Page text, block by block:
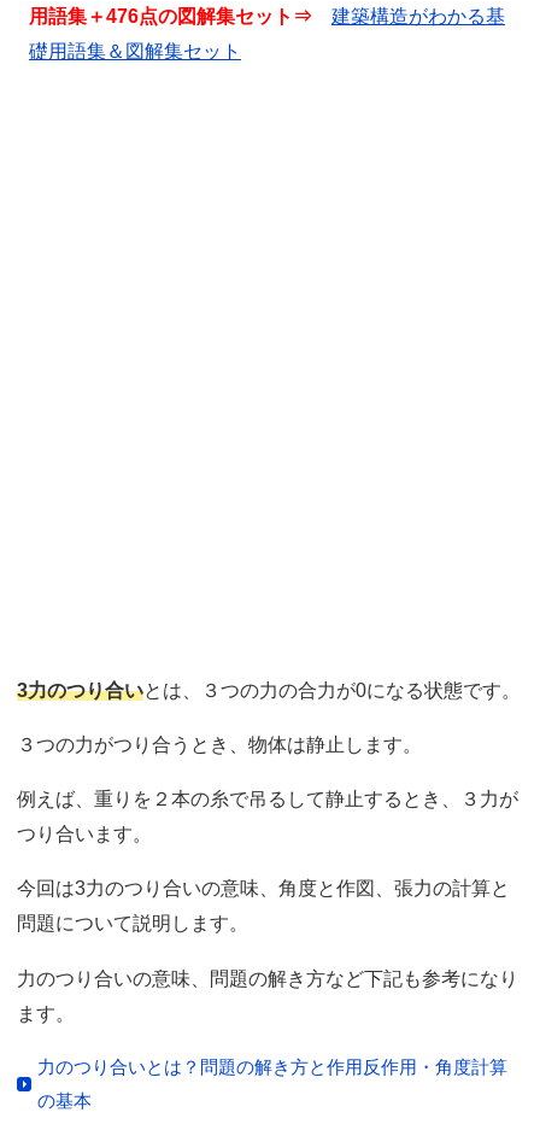
用語集＋476点の図解集セット⇒ 建築構造がわかる基
礎用語集＆図解集セット
3力のつり合いとは、３つの力の合力が0になる状態です。
３つの力がつり合うとき、物体は静止します。
例えば、重りを２本の糸で吊るして静止するとき、３力が
つり合います。
今回は3力のつり合いの意味、角度と作図、張力の計算と
問題について説明します。
力のつり合いの意味、問題の解き方など下記も参考になり
ます。
力のつり合いとは？問題の解き方と作用反作用・角度計算
の基本